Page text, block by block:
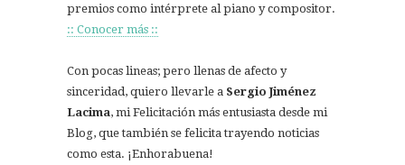
premios como intérprete al piano y compositor.
:: Conocer más ::
Con pocas lineas; pero llenas de afecto y
sinceridad, quiero llevarle a Sergio Jiménez
Lacima, mi Felicitación más entusiasta desde mi
Blog, que también se felicita trayendo noticias
como esta. ¡Enhorabuena!